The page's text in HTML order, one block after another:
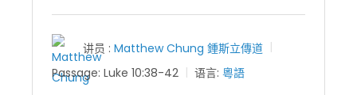
讲员 : Matthew Chung 鍾斯立傳道
Passage: Luke 10:38-42 语言: 粵語